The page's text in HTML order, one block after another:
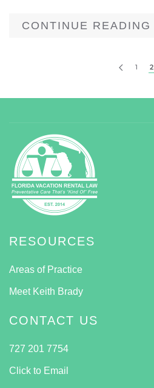
CONTINUE READING
1 2
RESOURCES
Areas of Practice
Meet Keith Brady
CONTACT US
727 201 7754
Click to Email